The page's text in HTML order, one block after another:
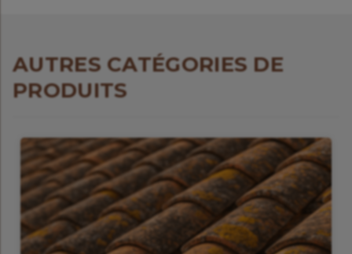
AUTRES CATÉGORIES DE
PRODUITS